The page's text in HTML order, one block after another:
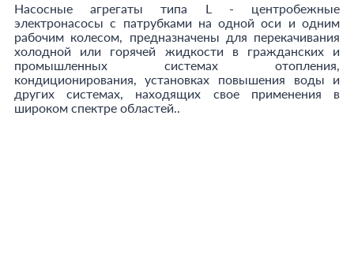
Насосные агрегаты типа L - центробежные
электронасосы с патрубками на одной оси и одним
рабочим колесом, предназначены для перекачивания
холодной или горячей жидкости в гражданских и
промышленных системах отопления,
кондиционирования, установках повышения воды и
других системах, находящих свое применения в
широком спектре областей..